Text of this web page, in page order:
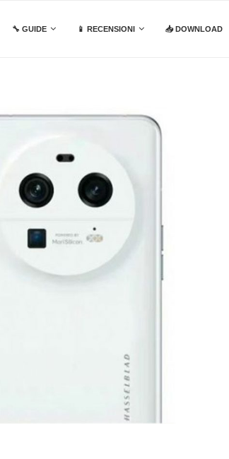
🔧 GUIDE 📱 RECENSIONI 📥 DOWNLOAD